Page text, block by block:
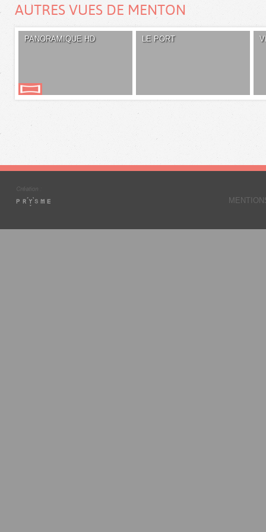
AUTRES VUES DE MENTON
PANORAMIQUE HD LE PORT